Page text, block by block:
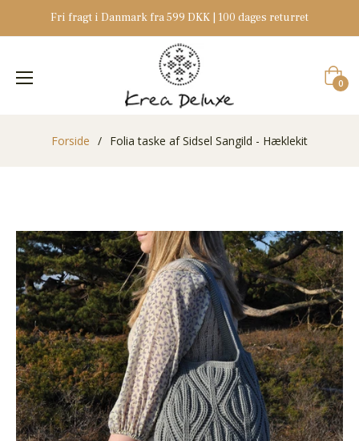
Fri fragt i Danmark fra 599 DKK | 100 dages returret
0
Forside / Folia taske af Sidsel Sangild - Hæklekit